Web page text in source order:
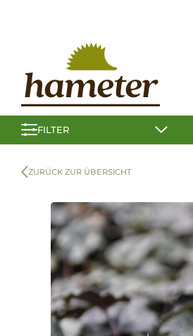
FILTER
ZURÜCK ZUR ÜBERSICHT